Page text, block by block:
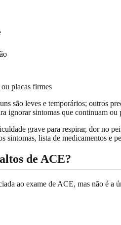
placas firmes
são leves e temporários; outros
ignorar sintomas que continuam ou
grave para respirar, dor no
sintomas, lista de medicamentos e
de ACE?
ao exame de ACE, mas não é